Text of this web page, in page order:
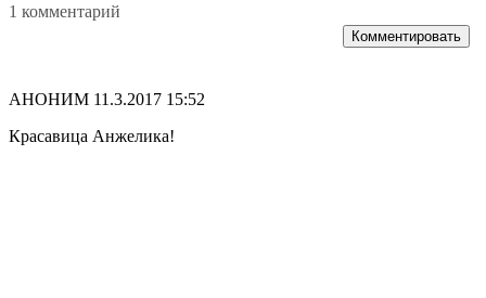
1 комментарий
Комментировать
АНОНИМ 11.3.2017 15:52
Красавица Анжелика!